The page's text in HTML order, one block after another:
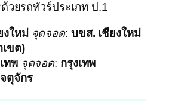
วยรถทัวร์ประเภท ป.1
งใหม่ จุดจอด: บขส. เชียงใหม่
ขต)
ทพ จุดจอด: กรุงเทพ
ตุจักร